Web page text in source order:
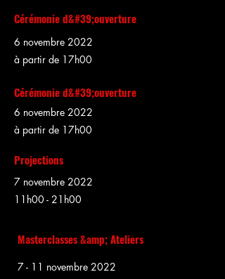
Cérémonie d&#39;ouverture
6 novembre 2022
à partir de 17h00
Cérémonie d&#39;ouverture
6 novembre 2022
à partir de 17h00
Projections
7 novembre 2022
11h00 - 21h00
Masterclasses &amp; Ateliers
7 - 11 novembre 2022